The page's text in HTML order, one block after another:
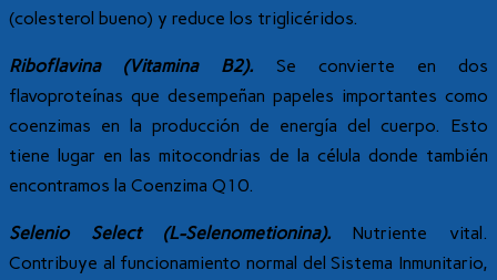
(colesterol bueno) y reduce los triglicéridos.
Riboflavina (Vitamina B2). Se convierte en dos
flavoproteínas que desempeñan papeles importantes como
coenzimas en la producción de energía del cuerpo. Esto
tiene lugar en las mitocondrias de la célula donde también
encontramos la Coenzima Q10.
Selenio Select (L-Selenometionina). Nutriente vital.
Contribuye al funcionamiento normal del Sistema Inmunitario,